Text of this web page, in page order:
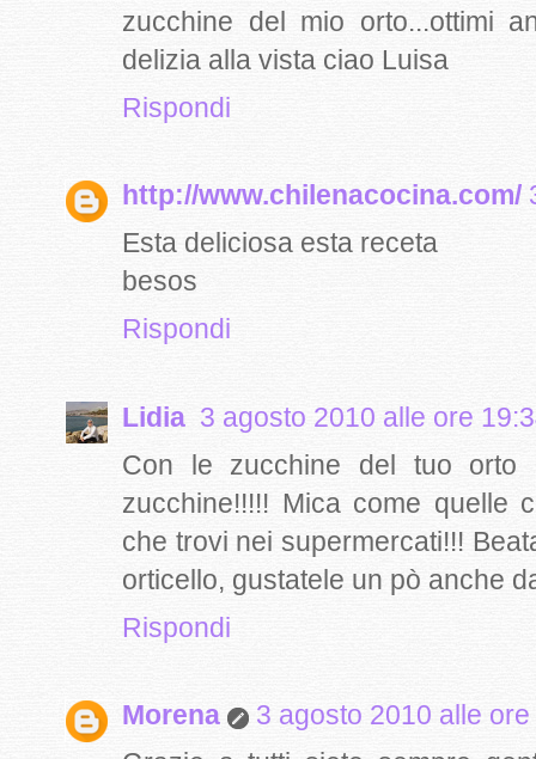
zucchine del mio orto...ottimi
delizia alla vista ciao Luisa
Rispondi
http://www.chilenacocina.com/
Esta deliciosa esta receta
besos
Rispondi
Lidia 3 agosto 2010 alle ore
Con le zucchine del tuo
zucchine!!!!! Mica come quelle
che trovi nei supermercati!!!
orticello, gustatele un pò anche
Rispondi
Morena
3 agosto 2010 alle